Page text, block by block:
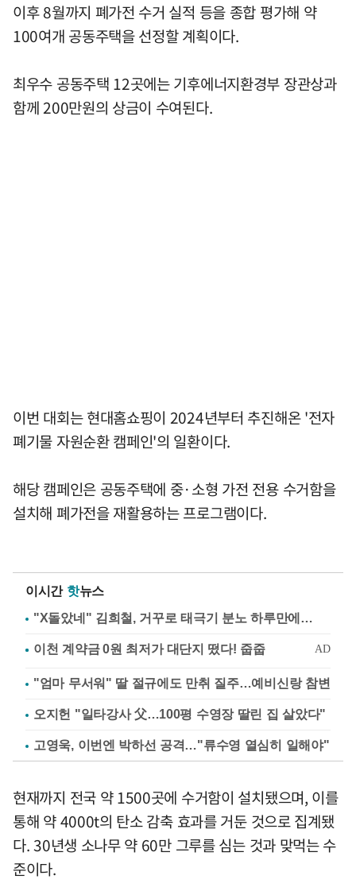
이후 8월까지 폐가전 수거 실적 등을 종합 평가해 약
100여개 공동주택을 선정할 계획이다.
최우수 공동주택 12곳에는 기후에너지환경부 장관상과
함께 200만원의 상금이 수여된다.
이번 대회는 현대홈쇼핑이 2024년부터 추진해온 '전자
폐기물 자원순환 캠페인'의 일환이다.
해당 캠페인은 공동주택에 중·소형 가전 전용 수거함을
설치해 폐가전을 재활용하는 프로그램이다.
이시간 핫뉴스
"X돌았네" 김희철, 거꾸로 태극기 분노 하루만에…
"엄마 무서워" 딸 절규에도 만취 질주…예비신랑 참변
오지헌 "일타강사 父…100평 수영장 딸린 집 살았다"
고영욱, 이번엔 박하선 공격…"류수영 열심히 일해야"
현재까지 전국 약 1500곳에 수거함이 설치됐으며, 이를
통해 약 4000t의 탄소 감축 효과를 거둔 것으로 집계됐
다. 30년생 소나무 약 60만 그루를 심는 것과 맞먹는 수
준이다.